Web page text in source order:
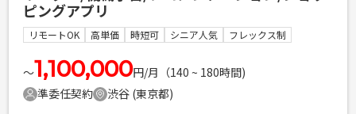
AWSの利用経験(Lambda、APIGateway、Aurora) ・Gitの利
用経験 ・設計業務を経験したことのある方 ・勤怠、コミュニ
ケーションが良好な方（★重要）
PHPを用いたWebサービスの開発経験4年以上
Laravelを用いた開発経験1年以上
エンジニア複数人のチームでの開発経験
ピングアプリ
リモートOK 高単価 時短可 シニア人気 フレックス制
〜1,100,000円/月（140 ~ 180時間)
準委任契約
渋谷 (東京都)